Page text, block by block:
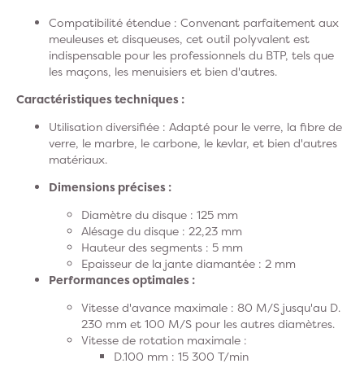
Compatibilité étendue : Convenant parfaitement aux
meuleuses et disqueuses, cet outil polyvalent est
indispensable pour les professionnels du BTP, tels que
les maçons, les menuisiers et bien d'autres.
Caractéristiques techniques :
Utilisation diversifiée : Adapté pour le verre, la fibre de
verre, le marbre, le carbone, le kevlar, et bien d'autres
matériaux.
Dimensions précises :
Diamètre du disque : 125 mm
Alésage du disque : 22,23 mm
Hauteur des segments : 5 mm
Epaisseur de la jante diamantée : 2 mm
Performances optimales :
Vitesse d'avance maximale : 80 M/S jusqu'au D.
230 mm et 100 M/S pour les autres diamètres.
Vitesse de rotation maximale :
D.100 mm : 15 300 T/min